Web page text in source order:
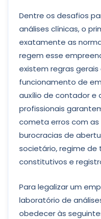
Dentre os desafios
análises clínicas, o
exatamente as
regem esse
existem regras
funcionamento de
auxílio de contador e
profissionais
cometa erros com
burocracias de
societário, regime
constitutivos e
Para legalizar um
laboratório de
obedecer às